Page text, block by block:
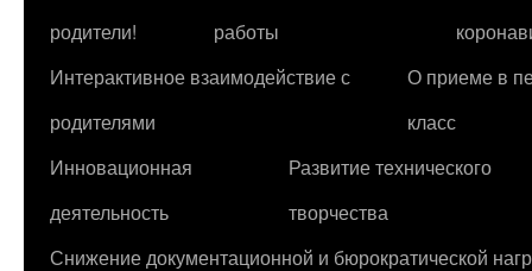
родители!
работы
Интерактивное взаимодействие с
родителями
О приеме в
класс
Инновационная
деятельность
Развитие технического
творчества
Снижение документационной и бюрократической